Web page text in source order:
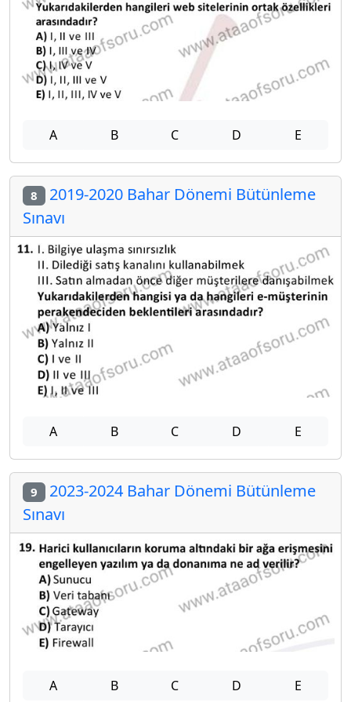
A B C D E
8 2019-2020 Bahar Dönemi Bütünleme
Sınavı
A B C D E
9 2023-2024 Bahar Dönemi Bütünleme
Sınavı
A B C D E